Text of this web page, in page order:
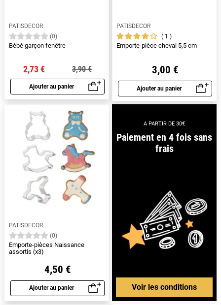
PATISDECOR
(0)
Bébé garçon fenêtre
2,73 € 3,90 €
Ajouter au panier
Aperçu rapide
PATISDECOR
1
Emporte-pièce cheval 5,5 cm
3,00 €
Ajouter au panier
Aperçu rapide
PATISDECOR
(0)
Emporte-pièces Naissance
assortis (x3)
4,50 €
Ajouter au panier
Aperçu rapide
A PARTIR DE 30€
Paiement en 4 fois sans
frais
Voir les conditions